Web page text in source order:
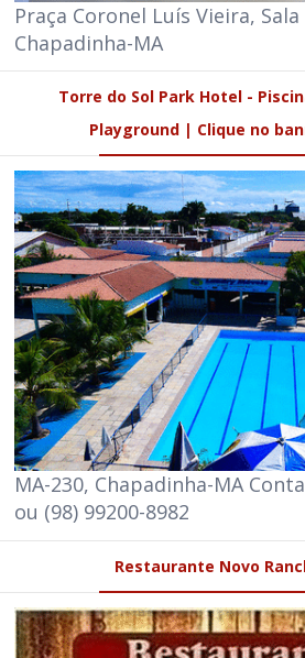
Praça Coronel Luís Vieira, Sala
Chapadinha-MA
Torre do Sol Park Hotel -
Playground | Clique no
MA-230, Chapadinha-MA
ou (98) 99200-8982
Restaurante Novo